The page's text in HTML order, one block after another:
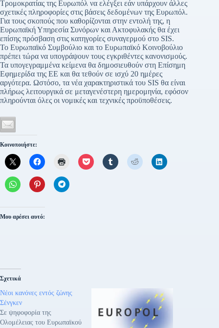
Τρομοκρατίας της Ευρωπόλ να ελέγξει εάν υπάρχουν άλλες
σχετικές πληροφορίες στις βάσεις δεδομένων της Ευρωπόλ.
Για τους σκοπούς που καθορίζονται στην εντολή της, η
Ευρωπαϊκή Υπηρεσία Συνόρων και Ακτοφυλακής θα έχει
επίσης πρόσβαση στις κατηγορίες συναγερμού στο SIS.
Το Ευρωπαϊκό Συμβούλιο και το Ευρωπαϊκό Κοινοβούλιο
πρέπει τώρα να υπογράψουν τους εγκριθέντες κανονισμούς.
Τα υπογεγραμμένα κείμενα θα δημοσιευθούν στη Επίσημη
Εφημερίδα της ΕΕ και θα τεθούν σε ισχύ 20 ημέρες
αργότερα. Ωστόσο, τα νέα χαρακτηριστικά του SIS θα είναι
πλήρως λειτουργικά σε μεταγενέστερη ημερομηνία, εφόσον
πληρούνται όλες οι νομικές και τεχνικές προϋποθέσεις.
Κοινοποιήστε:
Μου αρέσει αυτό:
Σχετικά
Νέοι κανόνες εντός ζώνης
Σένγκεν
Σε ψηφοφορία της
Ολομέλειας του Ευρωπαϊκού